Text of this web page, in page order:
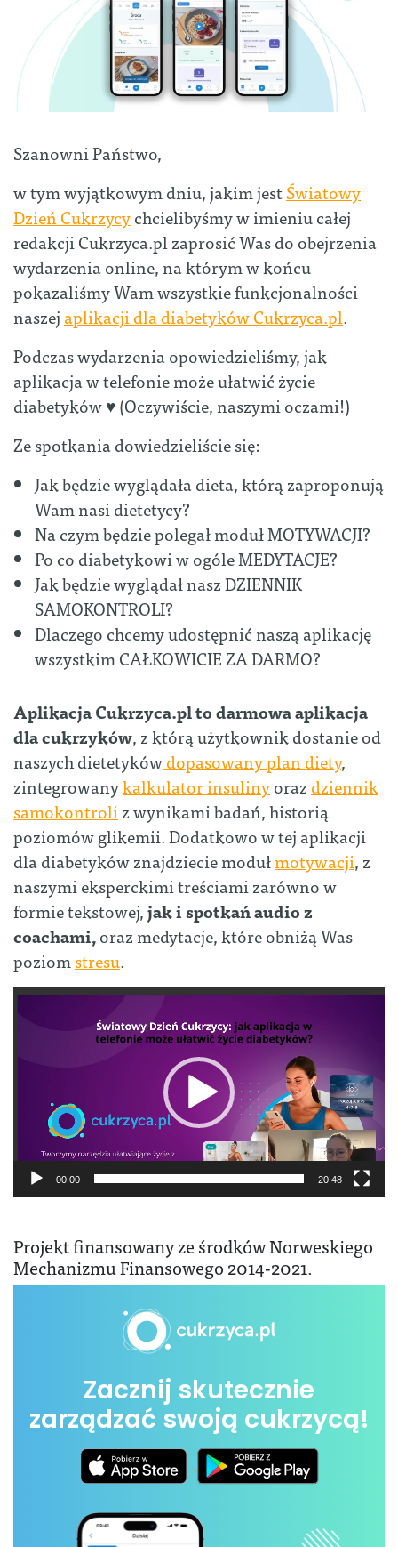
Szanowni Państwo,
w tym wyjątkowym dniu, jakim jestŚwiatowy
Dzień Cukrzycychcielibyśmy w imieniu całej
redakcji Cukrzyca.pl zaprosić Was do obejrzenia
wydarzenia online, na którym w końcu
pokazaliśmy Wam wszystkie funkcjonalności
naszejaplikacji dla diabetyków Cukrzyca.pl.
Podczas wydarzenia opowiedzieliśmy, jak
aplikacja w telefonie może ułatwić życie
diabetyków ♥️ (Oczywiście, naszymi oczami!)
Ze spotkania dowiedzieliście się:
Jak będzie wyglądała dieta, którą zaproponują
Wam nasi dietetycy?
Na czym będzie polegał moduł MOTYWACJI?
Po co diabetykowi w ogóle MEDYTACJE?
Jak będzie wyglądał nasz DZIENNIK
SAMOKONTROLI?
Dlaczego chcemy udostępnić naszą aplikację
wszystkim CAŁKOWICIE ZA DARMO?
Aplikacja Cukrzyca.pl to darmowa aplikacja
dla cukrzyków, z którą użytkownik dostanie od
naszych dietetykówdopasowany plan diety,
zintegrowanykalkulator insulinyorazdziennik
samokontroliz wynikami badań, historią
poziomów glikemii. Dodatkowo w tej aplikacji
dla diabetyków znajdziecie modułmotywacji, z
naszymi eksperckimi treściami zarówno w
formie tekstowej,jak i spotkań audio z
coachami,oraz medytacje, które obniżą Was
poziomstresu.
Odtwarzacz
00:00 20:48
Projekt finansowany ze środków Norweskiego
Mechanizmu Finansowego 2014-2021.
Zacznij skutecznie
zarządzać swoją cukrzycą!